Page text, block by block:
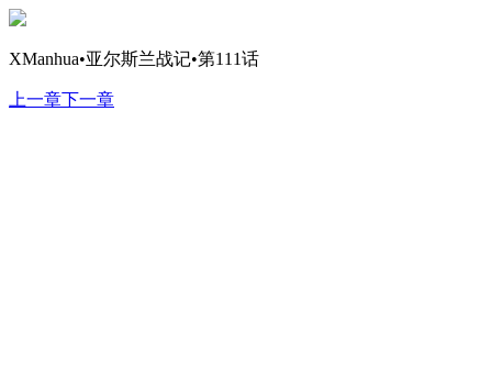
XManhua•亚尔斯兰战记•第111话
上一章下一章